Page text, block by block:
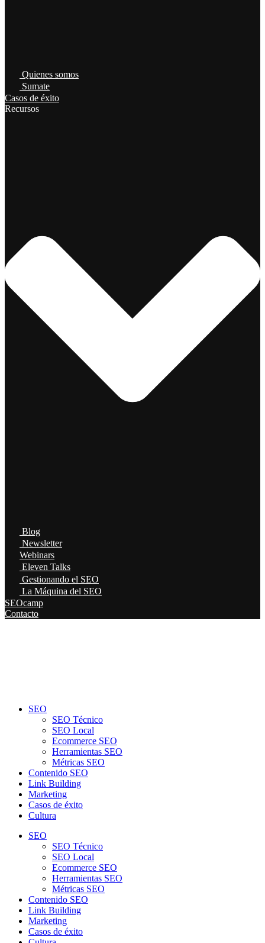
Quienes somos
Sumate
Casos de éxito
Recursos
Blog
Newsletter
Webinars
Eleven Talks
Gestionando el SEO
La Máquina del SEO
SEOcamp
Contacto
SEO
SEO Técnico
SEO Local
Ecommerce SEO
Herramientas SEO
Métricas SEO
Contenido SEO
Link Building
Marketing
Casos de éxito
Cultura
SEO
SEO Técnico
SEO Local
Ecommerce SEO
Herramientas SEO
Métricas SEO
Contenido SEO
Link Building
Marketing
Casos de éxito